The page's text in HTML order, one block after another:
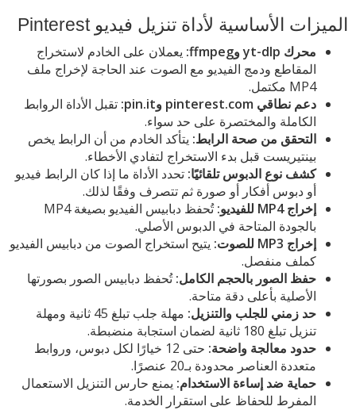
الميزات الأساسية لأداة تنزيل فيديو Pinterest
محرك yt-dlp وffmpeg:
يعملان على الخادم لاستخراج
المقاطع ودمج الفيديو مع الصوت عند الحاجة لإخراج ملف
MP4 مكتمل.
دعم نطاقي pinterest.com وpin.it:
تقبل الأداة الروابط
الكاملة والمختصرة على حد سواء.
التحقق من صحة الرابط: يتأكد الخادم من أن الرابط يخص
بينتيريست قبل بدء الاستخراج لتفادي الأخطاء.
كشف نوع الدبوس تلقائيًا: تحدد الأداة ما إذا كان الرابط فيديو
أو دبوس أفكار أو صورة ثم تتصرف وفقًا لذلك.
إخراج MP4 للفيديو:
تُحفظ دبابيس الفيديو بصيغة MP4
بالجودة المتاحة في الدبوس الأصلي.
إخراج MP3 للصوت:
يتيح استخراج الصوت من دبابيس الفيديو
كملف منفصل.
حفظ الصور بالحجم الكامل:تُحفظ دبابيس الصور بصورتها
الأصلية بأعلى دقة متاحة.
حد زمني للجلب والتنزيل:
مهلة جلب تبلغ 45 ثانية ومهلة
تنزيل تبلغ 180 ثانية لضمان استجابة منضبطة.
حدود معالجة واضحة:
حتى 12 خيارًا لكل دبوس، وروابط
متعددة العناصر محدودة بـ20 عنصرًا.
حماية ضد إساءة الاستخدام: يمنع حارس التنزيل الاستعمال
المفرط للحفاظ على استقرار الخدمة.